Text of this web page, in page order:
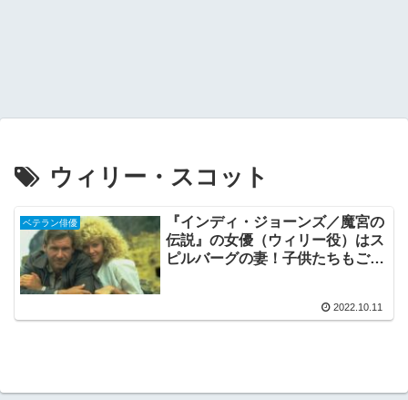
ウィリー・スコット
ベテラン俳優
『インディ・ジョーンズ／魔宮の
伝説』の女優（ウィリー役）はス
ピルバーグの妻！子供たちもご紹
2022.10.11